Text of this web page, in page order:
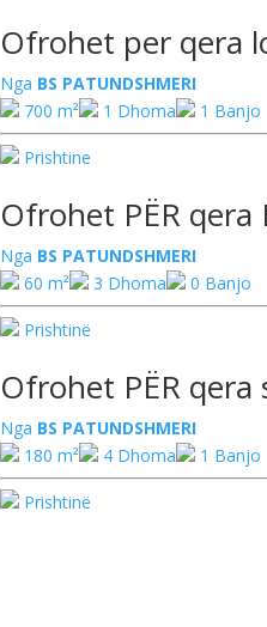
Ofrohet per qera
Nga BS PATUNDSHMERI
700 m²
1 Dhoma 1 Banjo
Prishtine
Ofrohet PËR ‪‎qera‬
Nga BS PATUNDSHMERI
60 m²
3 Dhoma 0 Banjo
Prishtinë
Ofrohet PËR
Nga BS PATUNDSHMERI
180 m²
4 Dhoma 1 Banjo
Prishtinë